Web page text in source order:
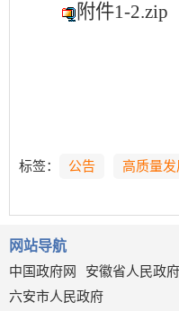
附件1-2.zip
标签： 公告 高质量发
网站导航
中国政府网
安徽省人民政府
六安市人民政府